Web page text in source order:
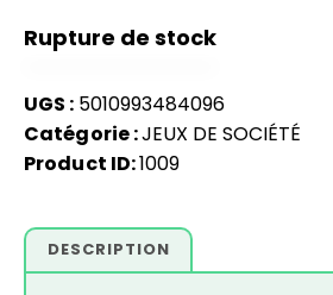
Rupture de stock
UGS : 5010993484096
Catégorie :JEUX DE SOCIÉTÉ
Product ID:1009
DESCRIPTION